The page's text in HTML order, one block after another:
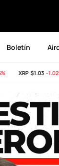
Boletín
XRP$1.03 -1.02%